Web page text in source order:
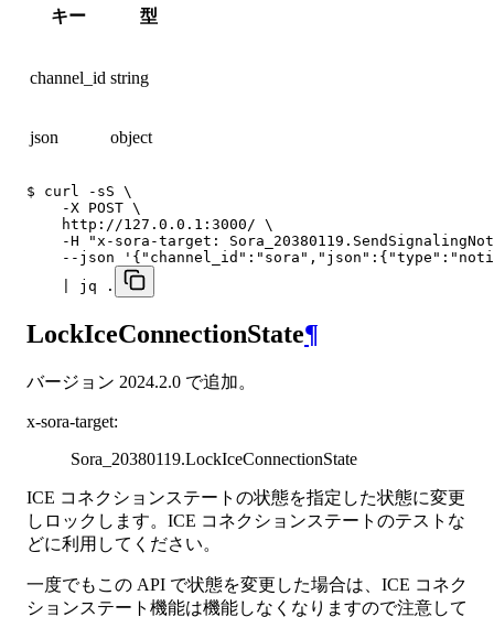
キー 型
channel_id string
json object
$ curl -sS \
    -X POST \
    http://127.0.0.1:3000/ \
-H "x-sora-target:
--json
    | jq .
LockIceConnectionState¶
バージョン 2024.2.0 で追加。
x-sora-target:
Sora_20380119.LockIceConnectionState
ICE コネクションステートの状態を指定した状態に変更
しロックします。ICE コネクションステートのテストな
どに利用してください。
一度でもこの API で状態を変更した場合は、ICE コネク
ションステート機能は機能しなくなりますので注意して